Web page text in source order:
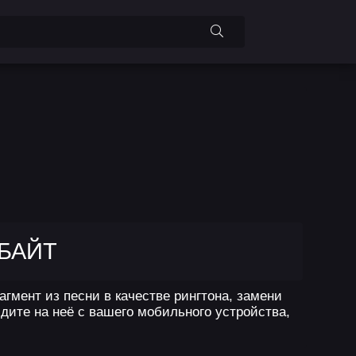
из песни в качестве рингтона, замени
на неё с вашего мобильного устройства,